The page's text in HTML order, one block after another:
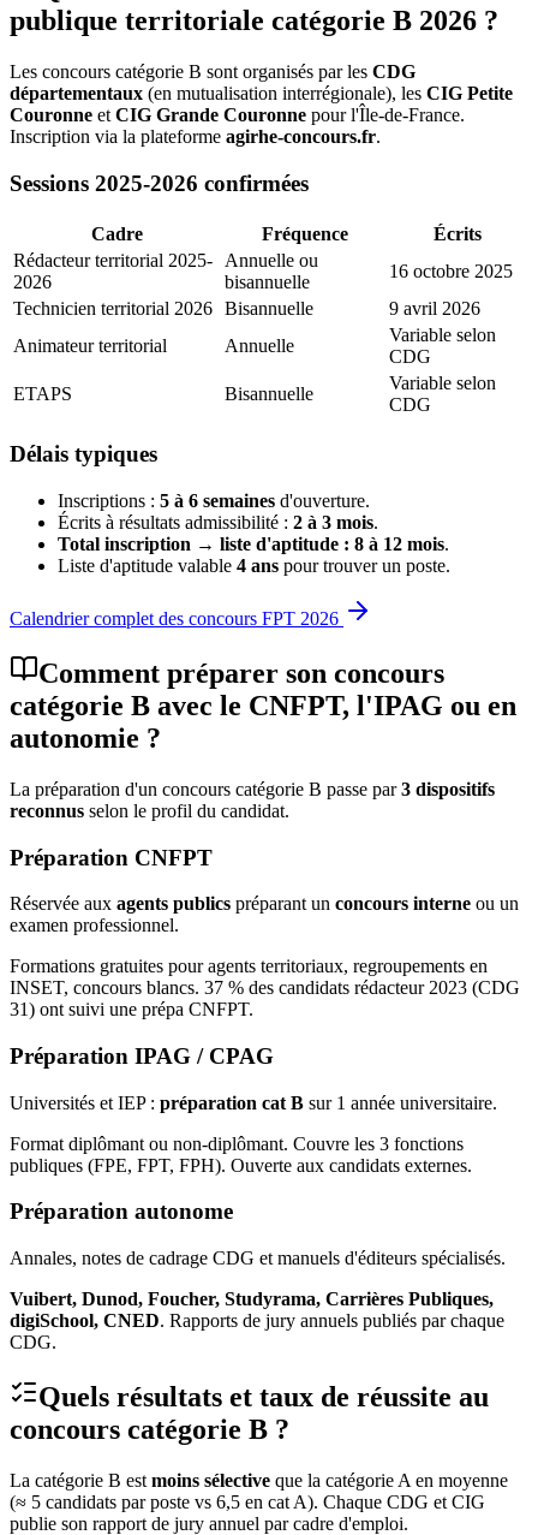
publique territoriale catégorie B 2026 ?
Les concours catégorie B sont organisés par les CDG
départementaux (en mutualisation interrégionale), les CIG Petite
Couronne et CIG Grande Couronne pour l'Île-de-France.
Inscription via la plateforme agirhe-concours.fr.
Sessions 2025-2026 confirmées
Cadre Fréquence
Écrits
Rédacteur territorial 2025-
2026
Annuelle ou
bisannuelle
16 octobre 2025
Technicien territorial 2026 Bisannuelle
9 avril 2026
Animateur territorial
Annuelle
Variable selon
CDG
ETAPS
Bisannuelle
Variable selon
CDG
Délais typiques
Inscriptions : 5 à 6 semaines d'ouverture.
Écrits à résultats admissibilité : 2 à 3 mois.
Total inscription → liste d'aptitude : 8 à 12 mois.
Liste d'aptitude valable 4 ans pour trouver un poste.
Calendrier complet des concours FPT 2026
Comment préparer son concours
catégorie B avec le CNFPT, l'IPAG ou en
autonomie ?
La préparation d'un concours catégorie B passe par3 dispositifs
reconnus selon le profil du candidat.
Préparation CNFPT
Réservée aux agents publics préparant un concours interne ou un
examen professionnel.
Formations gratuites pour agents territoriaux, regroupements en
INSET, concours blancs. 37 % des candidats rédacteur 2023 (CDG
31) ont suivi une prépa CNFPT.
Préparation IPAG / CPAG
Universités et IEP : préparation cat B sur 1 année universitaire.
Format diplômant ou non-diplômant. Couvre les 3 fonctions
publiques (FPE, FPT, FPH). Ouverte aux candidats externes.
Préparation autonome
Annales, notes de cadrage CDG et manuels d'éditeurs spécialisés.
Vuibert, Dunod, Foucher, Studyrama, Carrières Publiques,
digiSchool, CNED. Rapports de jury annuels publiés par chaque
CDG.
Quels résultats et taux de réussite au
concours catégorie B ?
La catégorie B est moins sélective que la catégorie A en moyenne
(≈ 5 candidats par poste vs 6,5 en cat A). Chaque CDG et CIG
publie son rapport de jury annuel par cadre d'emploi.